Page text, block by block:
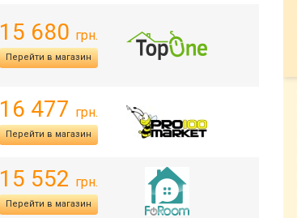
15 680 грн.
Перейти в магазин
16 477 грн.
Перейти в магазин
15 552 грн.
Перейти в магазин